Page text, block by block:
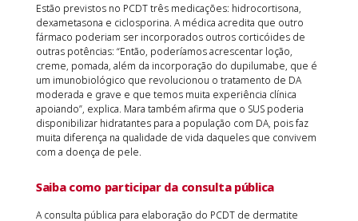
Estão previstos no PCDT três medicações: hidrocortisona,
dexametasona e ciclosporina. A médica acredita que outro
fármaco poderiam ser incorporados outros corticóides de
outras potências: “Então, poderíamos acrescentar loção,
creme, pomada, além da incorporação do dupilumabe, que é
um imunobiológico que revolucionou o tratamento de DA
moderada e grave e que temos muita experiência clínica
apoiando”, explica. Mara também afirma que o SUS poderia
disponibilizar hidratantes para a população com DA, pois faz
muita diferença na qualidade de vida daqueles que convivem
com a doença de pele.
Saiba como participar da consulta pública
A consulta pública para elaboração do PCDT de dermatite